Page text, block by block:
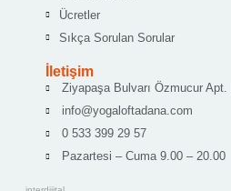
Ücretler
Sıkça Sorulan Sorular
İletişim
Ziyapaşa Bulvarı Özmucur
info@yogaloftadana.com
0 533 399 29 57
Pazartesi – Cuma 9.00 – 20.00